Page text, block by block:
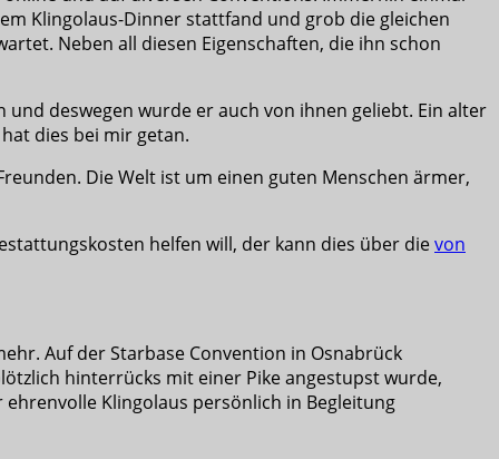
Klingolaus-Dinner stattfand und grob die gleichen
Neben all diesen Eigenschaften, die ihn schon
deswegen wurde er auch von ihnen geliebt. Ein alter
dies bei mir getan.
Die Welt ist um einen guten Menschen ärmer,
helfen will, der kann dies über dievon
Auf der Starbase Convention in Osnabrück
hinterrücks mit einer Pike angestupst wurde,
Klingolaus persönlich in Begleitung